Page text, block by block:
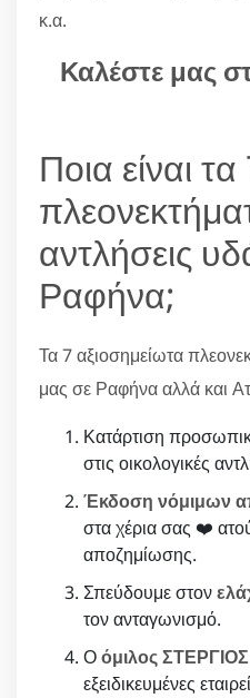
κ.α.
Καλέστε μας
Ποια είναι
αντλήσεις
Ραφήνα;
Τα 7 αξιοσημείωτα
μας σε Ραφήνα αλλά και
Κατάρτιση
στις οικολογικές
Έκδοση νόμιμων
στα χέρια σας ❤️
αποζημίωσης.
Σπεύδουμε στον
τον ανταγωνισμό.
Οόμιλος ΣΤΕΡΓΙΟΣ
εξειδικευμένες